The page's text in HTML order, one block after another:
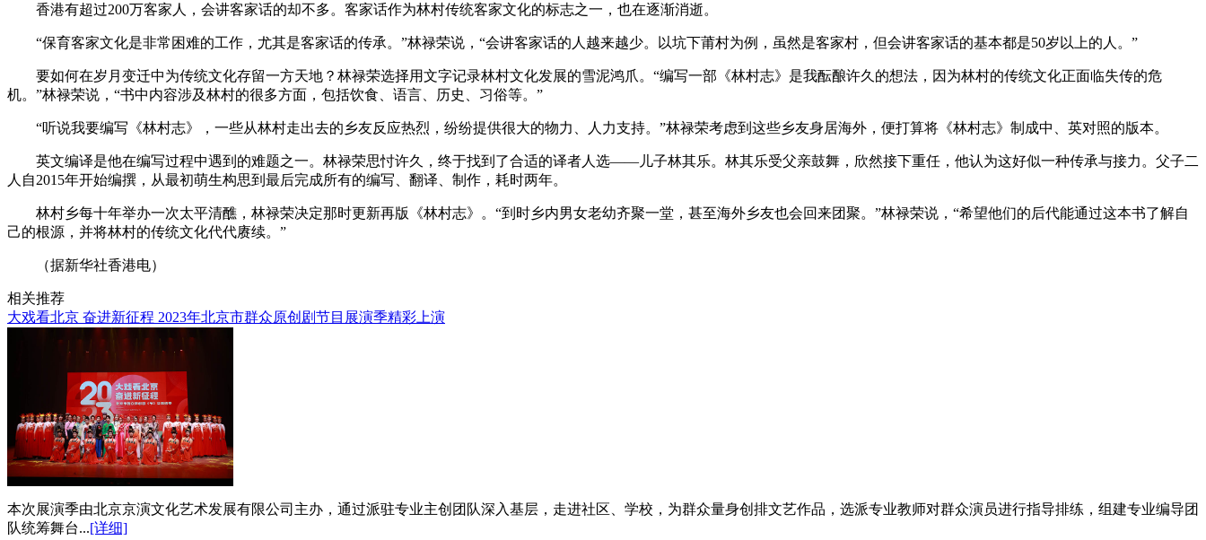
香港有超过200万客家人，会讲客家话的却不多。客家话作为林村传统客家文化的标志之一，也在逐渐消逝。
“保育客家文化是非常困难的工作，尤其是客家话的传承。”林禄荣说，“会讲客家话的人越来越少。以坑下莆村为例，虽然是客家村，但会讲客家话的基本都是50岁以上的人。”
要如何在岁月变迁中为传统文化存留一方天地？林禄荣选择用文字记录林村文化发展的雪泥鸿爪。“编写一部《林村志》是我酝酿许久的想法，因为林村的传统文化正面临失传的危
机。”林禄荣说，“书中内容涉及林村的很多方面，包括饮食、语言、历史、习俗等。”
“听说我要编写《林村志》，一些从林村走出去的乡友反应热烈，纷纷提供很大的物力、人力支持。”林禄荣考虑到这些乡友身居海外，便打算将《林村志》制成中、英对照的版本。
英文编译是他在编写过程中遇到的难题之一。林禄荣思忖许久，终于找到了合适的译者人选——儿子林其乐。林其乐受父亲鼓舞，欣然接下重任，他认为这好似一种传承与接力。父子二
人自2015年开始编撰，从最初萌生构思到最后完成所有的编写、翻译、制作，耗时两年。
林村乡每十年举办一次太平清醮，林禄荣决定那时更新再版《林村志》。“到时乡内男女老幼齐聚一堂，甚至海外乡友也会回来团聚。”林禄荣说，“希望他们的后代能通过这本书了解自
己的根源，并将林村的传统文化代代赓续。”
（据新华社香港电）
相关推荐
大戏看北京 奋进新征程 2023年北京市群众原创剧节目展演季精彩上演
本次展演季由北京京演文化艺术发展有限公司主办，通过派驻专业主创团队深入基层，走进社区、学校，为群众量身创排文艺作品，选派专业教师对群众演员进行指导排练，组建专业编导团
队统筹舞台...[详细]